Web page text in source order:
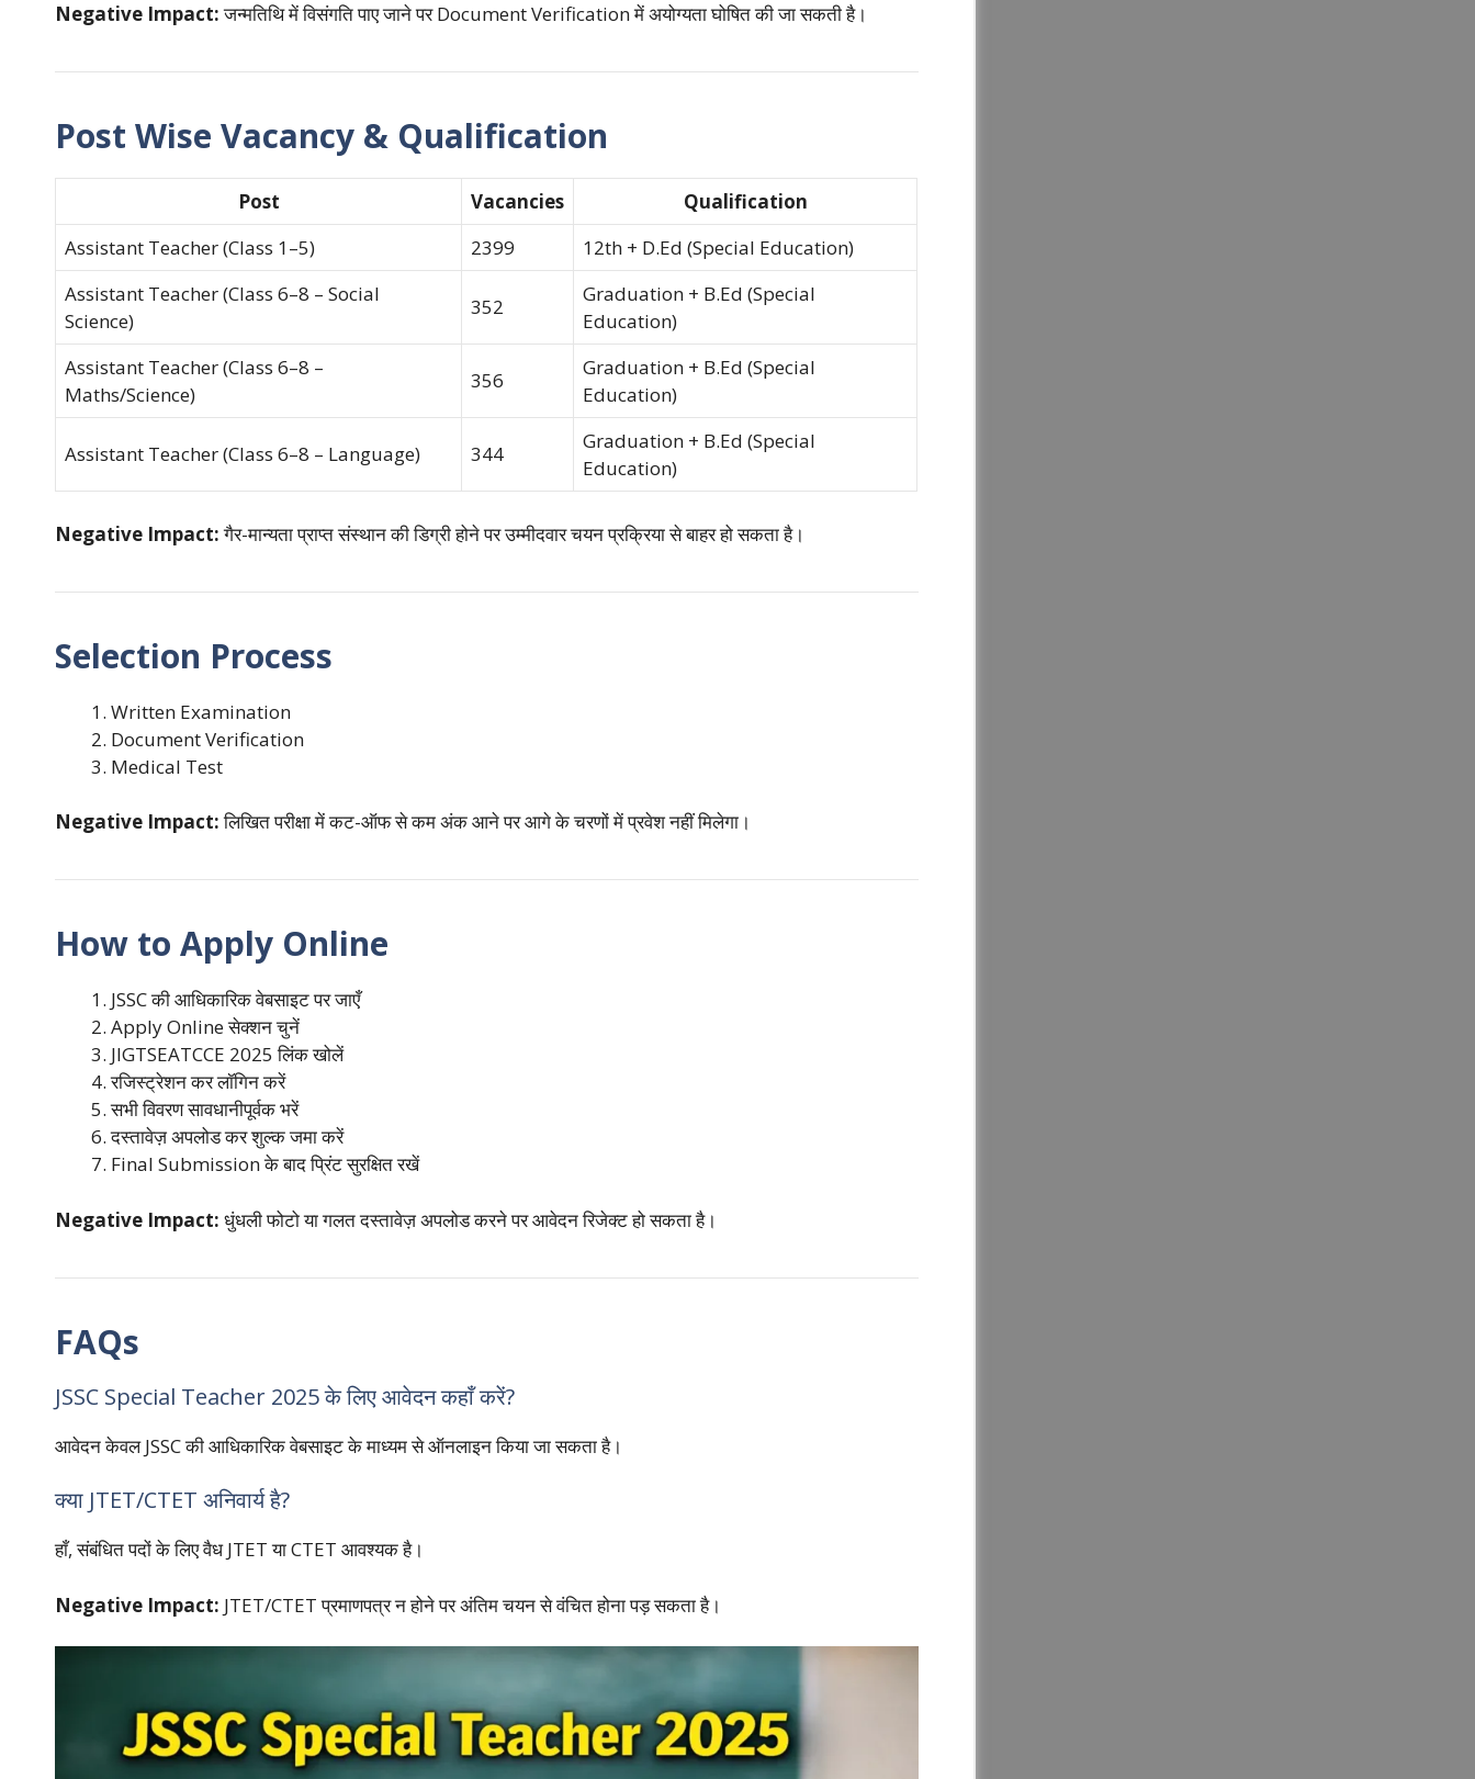
Negative Impact:जन्मतिथि में विसंगति पाए जाने पर Document Verification में अयोग्यता घोषित की जा सकती है।
Post Wise Vacancy & Qualification
Post Vacancies
Qualification
Assistant Teacher (Class 1–5)
2399
12th + D.Ed (Special Education)
Assistant Teacher (Class 6–8 – Social
Science)
352
Graduation + B.Ed (Special
Education)
Assistant Teacher (Class 6–8 –
Maths/Science)
356
Graduation + B.Ed (Special
Education)
Assistant Teacher (Class 6–8 – Language) 344
Graduation + B.Ed (Special
Education)
Negative Impact:गैर-मान्यता प्राप्त संस्थान की डिग्री होने पर उम्मीदवार चयन प्रक्रिया से बाहर हो सकता है।
Selection Process
Written Examination
Document Verification
Medical Test
Negative Impact:लिखित परीक्षा में कट-ऑफ से कम अंक आने पर आगे के चरणों में प्रवेश नहीं मिलेगा।
How to Apply Online
JSSC की आधिकारिक वेबसाइट पर जाएँ
Apply Online सेक्शन चुनें
JIGTSEATCCE 2025 लिंक खोलें
रजिस्ट्रेशन कर लॉगिन करें
सभी विवरण सावधानीपूर्वक भरें
दस्तावेज़ अपलोड कर शुल्क जमा करें
Final Submission के बाद प्रिंट सुरक्षित रखें
Negative Impact: धुंधली फोटो या गलत दस्तावेज़ अपलोड करने पर आवेदन रिजेक्ट हो सकता है।
FAQs
JSSC Special Teacher 2025 के लिए आवेदन कहाँ करें?
आवेदन केवल JSSC की आधिकारिक वेबसाइट के माध्यम से ऑनलाइन किया जा सकता है।
क्या JTET/CTET अनिवार्य है?
हाँ, संबंधित पदों के लिए वैध JTET या CTET आवश्यक है।
Negative Impact: JTET/CTET प्रमाणपत्र न होने पर अंतिम चयन से वंचित होना पड़ सकता है।